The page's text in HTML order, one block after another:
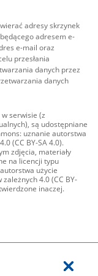
adresy skrzynek
adresem e-
e-mail oraz
przesłania
danych przez
danych
serwisie (z
są udostępniane
uznanie autorstwa
(CC BY-SA 4.0).
zdjęcia, materiały
na licencji typu
użycie
4.0 (CC BY-
inaczej.